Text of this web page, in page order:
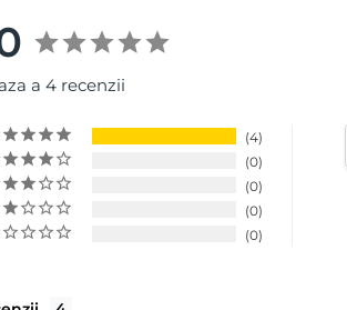
a 4 recenzii
4
0
0
0
0